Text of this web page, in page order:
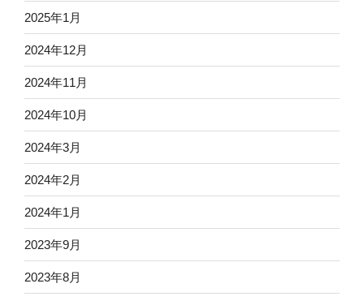
2025年1月
2024年12月
2024年11月
2024年10月
2024年3月
2024年2月
2024年1月
2023年9月
2023年8月